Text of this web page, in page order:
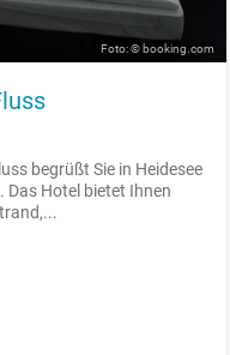
Foto: © booking.com
begrüßt Sie in Heidesee
Das Hotel bietet Ihnen